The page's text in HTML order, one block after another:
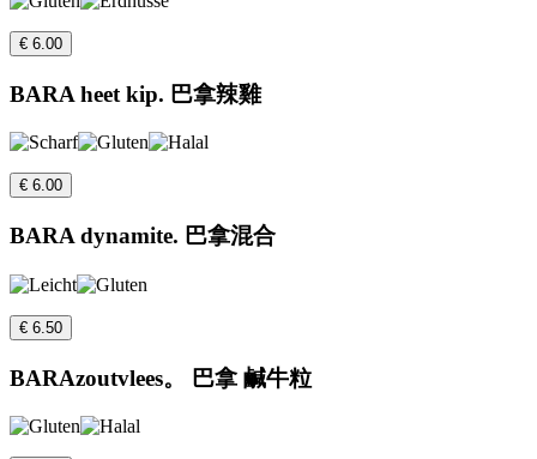
€ 6.00
BARA heet kip. 巴拿辣雞
€ 6.00
BARA dynamite. 巴拿混合
€ 6.50
BARAzoutvlees。 巴拿 鹹牛粒